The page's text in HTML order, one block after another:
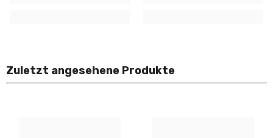
Zuletzt angesehene Produkte